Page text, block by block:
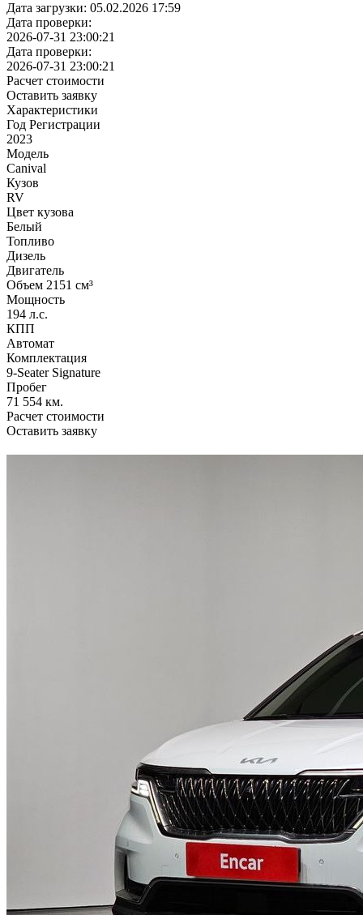
Дата загрузки: 05.02.2026 17:59
Дата проверки:
2026-07-31 23:00:21
Дата проверки:
2026-07-31 23:00:21
Расчет стоимости
Оставить заявку
Характеристики
Год Регистрации
2023
Модель
Canival
Кузов
RV
Цвет кузова
Белый
Топливо
Дизель
Двигатель
Объем 2151 см³
Мощность
194 л.с.
КПП
Автомат
Комплектация
9-Seater Signature
Пробег
71 554 км.
Расчет стоимости
Оставить заявку